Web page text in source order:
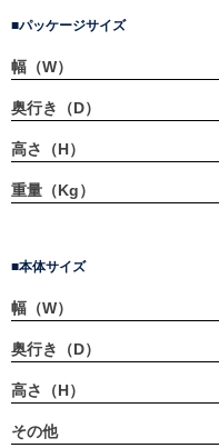
パッケージサイズ
幅（W）
奥行き（D）
高さ（H）
重量（Kg）
本体サイズ
幅（W）
奥行き（D）
高さ（H）
その他